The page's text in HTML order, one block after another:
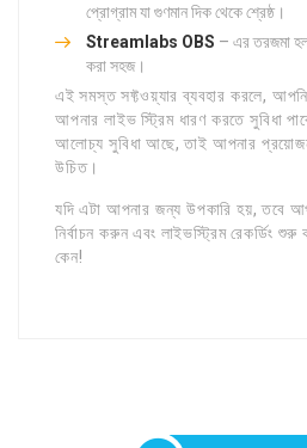
প্রোগ্রাম যা গুণমান দিক থেকে শ্রেষ্ঠ।
Streamlabs OBS – এর তরজমা
করা সহজ।
এই সমস্ত সফ্টওয়্যার ব্যবহার করলে, আপনি
আপনার লাইভ স্ট্রিম ধারণ করতে সুবিধা
আলোচ্য সুবিধা আছে, তাই আপনার প্রয়োজন
উচিত।
যদি এটা আপনার জন্য উপকারি হয়, তবে
নির্বাচন করুন এবং লাইভস্ট্রিম রেকর্ডিং
কেন!